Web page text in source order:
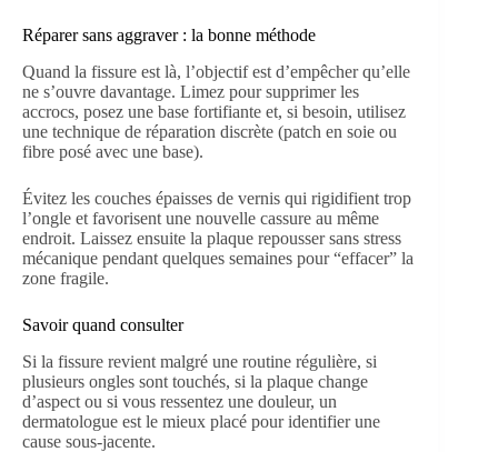
Réparer sans aggraver : la bonne méthode
Quand la fissure est là, l’objectif est d’empêcher qu’elle
ne s’ouvre davantage. Limez pour supprimer les
accrocs, posez une base fortifiante et, si besoin, utilisez
une technique de réparation discrète (patch en soie ou
fibre posé avec une base).
Évitez les couches épaisses de vernis qui rigidifient trop
l’ongle et favorisent une nouvelle cassure au même
endroit. Laissez ensuite la plaque repousser sans stress
mécanique pendant quelques semaines pour “effacer” la
zone fragile.
Savoir quand consulter
Si la fissure revient malgré une routine régulière, si
plusieurs ongles sont touchés, si la plaque change
d’aspect ou si vous ressentez une douleur, un
dermatologue est le mieux placé pour identifier une
cause sous-jacente.